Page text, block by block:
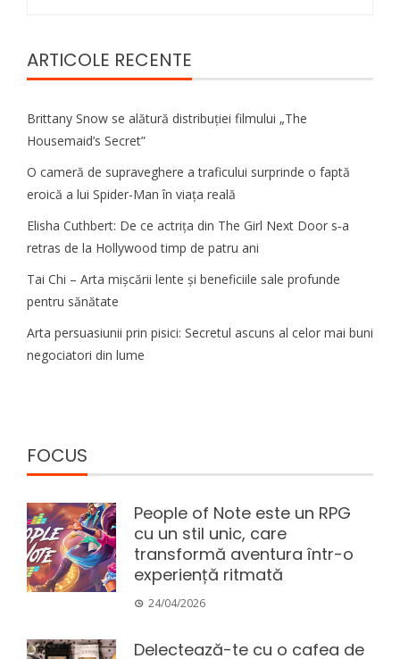
ARTICOLE RECENTE
Brittany Snow se alătură distribuției filmului „The
Housemaid’s Secret”
O cameră de supraveghere a traficului surprinde o faptă
eroică a lui Spider-Man în viața reală
Elisha Cuthbert: De ce actrița din The Girl Next Door s‑a
retras de la Hollywood timp de patru ani
Tai Chi – Arta mișcării lente și beneficiile sale profunde
pentru sănătate
Arta persuasiunii prin pisici: Secretul ascuns al celor mai buni
negociatori din lume
FOCUS
People of Note este un RPG
cu un stil unic, care
transformă aventura într-o
experiență ritmată
24/04/2026
Delectează-te cu o cafea de